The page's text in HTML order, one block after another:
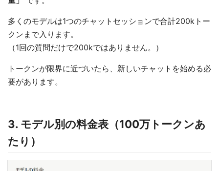
多くのモデルは1つのチャットセッションで合計200kトー
クンまで入ります。
（1回の質問だけで200kではありません。）
トークンが限界に近づいたら、新しいチャットを始める必
要があります。
3. モデル別の料金表（100万トークンあ
たり）